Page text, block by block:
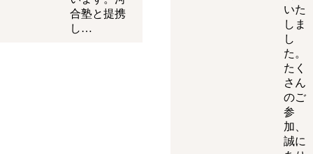
合塾と提携
し…
いた
しま
し
た。
たく
さん
のご
参
加、
誠に